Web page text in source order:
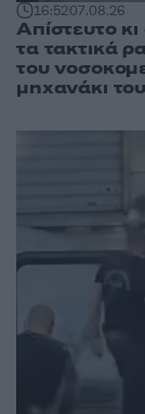
16:5207.08.26
Απίστευτο
τα τακτικά
του
μηχανάκι